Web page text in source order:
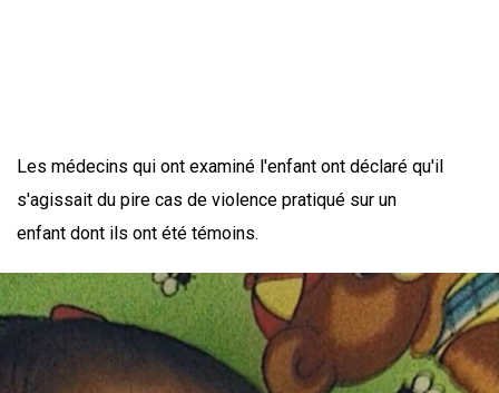
Les médecins qui ont examiné l'enfant ont déclaré qu'il
s'agissait du pire cas de violence pratiqué sur un
enfant dont ils ont été témoins.